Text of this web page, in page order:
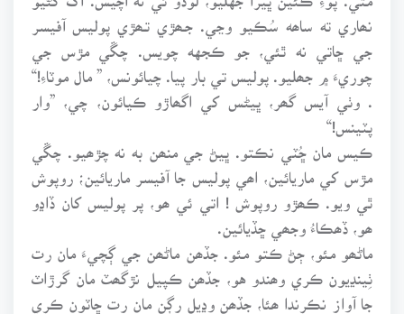
نھاري ته ساھه سُڪيو وڃي. جـھڙي تـھڙي پوليس آفيسر
جي ڇاتي نه ٿئي، جو ڪجهه چويس. چڱي مڙس جي
چوريءَ ۾ جھليو. پوليس تي بار پيا. چيائونس، ” مال موٽاءِ!“
. وٺي آيس گھر، ڀيڻس کي اگھاڙو ڪيائون، چي، ”وار
پٽينس!“
ڪيس مان ڇُٽي نڪتو. ڀيڻ جي منھن به نه چڙھيو. چڱي
مڙس کي ماريائين، اھي پوليس جا آفيسر ماريائين؛ روپوش
ٿي ويو. ڪھڙو روپوش ! اتي ئي ھو، پر پوليس کان ڏاڍو
ھو، ڏھڪاءُ وجھي ڇڏيائين.
ماڻھو مئو، ڄڻ ڪتو مئو. جڏھن ماڻھن جي ڳچيءَ مان رت
ٺِينڍيون ڪري وھندو هو، جڏھن ڪپيل نڙگھٽ مان گرڙاٽ
جا آواز نڪرندا ھئا، جڏھن وڍيل رڳن مان رت ڇاٽون ڪري